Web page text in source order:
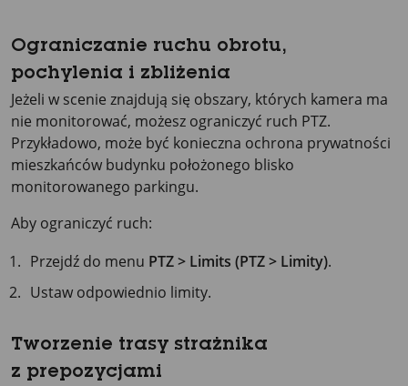
Ograniczanie ruchu obrotu,
pochylenia i zbliżenia
Jeżeli w scenie znajdują się obszary, których kamera ma
nie monitorować, możesz ograniczyć ruch PTZ.
Przykładowo, może być konieczna ochrona prywatności
mieszkańców budynku położonego blisko
monitorowanego parkingu.
Aby ograniczyć ruch:
Przejdź do menu PTZ > Limits (PTZ > Limity).
Ustaw odpowiednio limity.
Tworzenie trasy strażnika
z prepozycjami